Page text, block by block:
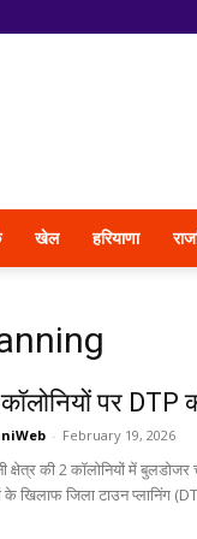
खेल हरियाणा
पर DTP
- February 19, 2026
क्षेत्र की 2 कॉलोनियों में
के खिलाफ जिला टाउन प्लानिंग